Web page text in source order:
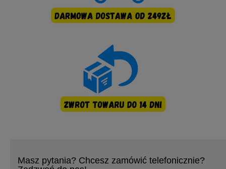
Masz pytania? Chcesz zamówić telefonicznie?